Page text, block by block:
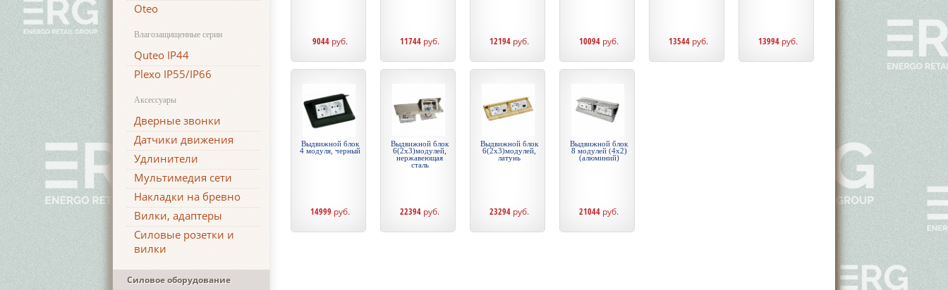
Oteo
Влагозащищенные серии
Quteo IP44
Plexo IP55/IP66
Аксессуары
Дверные звонки
Датчики движения
Удлинители
Мультимедия сети
Накладки на бревно
Вилки, адаптеры
Силовые розетки и
вилки
Силовое оборудование
9044 руб. 11744 руб. 12194 руб. 10094 руб. 13544 руб. 13994 руб.
Выдвижной блок
4 модуля, черный
14999 руб.
Выдвижной блок
6(2х3)модулей,
нержавеющая
сталь
22394 руб.
Выдвижной блок
6(2х3)модулей,
латунь
23294 руб.
Выдвижной блок
8 модулей (4x2)
(алюминий)
21044 руб.